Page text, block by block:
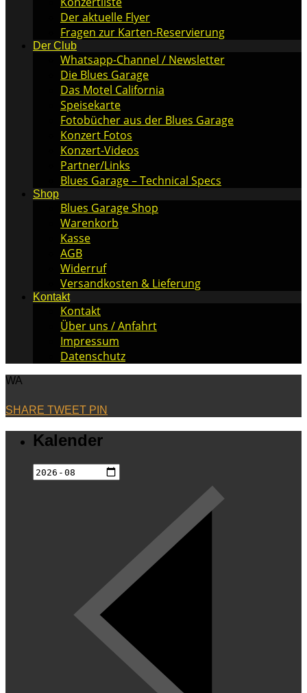
Der aktuelle Flyer
Fragen zur Karten-Reservierung
Der Club
Whatsapp-Channel / Newsletter
Die Blues Garage
Das Motel California
Speisekarte
Fotobücher aus der Blues Garage
Konzert Fotos
Konzert-Videos
Partner/Links
Blues Garage – Technical Specs
Shop
Blues Garage Shop
Warenkorb
Kasse
AGB
Widerruf
Versandkosten & Lieferung
Kontakt
Kontakt
Über uns / Anfahrt
Impressum
Datenschutz
WA
SHARE TWEET PIN
Kalender